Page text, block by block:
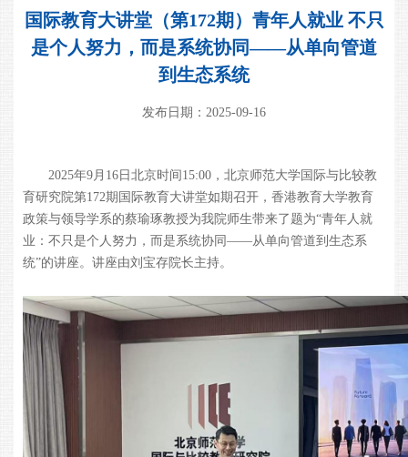
国际教育大讲堂（第172期）青年人就业 不只
是个人努力，而是系统协同——从单向管道
到生态系统
发布日期：2025-09-16
2025年9月 16 日北京时间 15:00 ，北京师范大学国际与比较教
育研究院第172期国际教育大讲堂如期召开，香港教育大学教育
政策与领导学系的蔡瑜琢教授为我院师生带来了题为“青年人就
业：不只是个人努力，而是系统协同——从单向管道到生态系
统”的讲座。讲座由刘宝存院长主持。